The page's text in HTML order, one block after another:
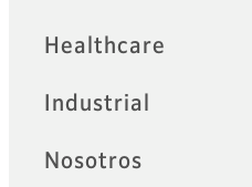
Healthcare
Industrial
Nosotros